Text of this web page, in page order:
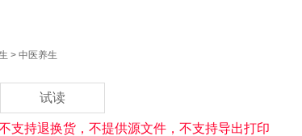
> 中医养生
试读
支持退换货，不提供源文件，不支持导出打印